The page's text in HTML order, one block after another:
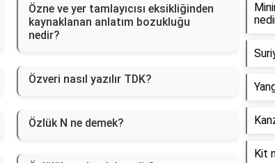
Özne ve yer tamlayıcısı eksikliğinden
kaynaklanan anlatım bozukluğu
nedir?
Özveri nasıl yazılır TDK?
Özlük N ne demek?
Kit